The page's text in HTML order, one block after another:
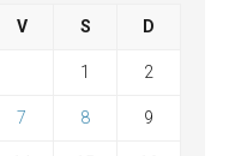
V S D
1 2
7 8 9